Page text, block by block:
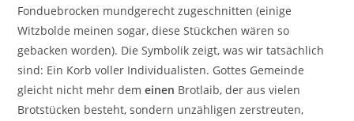
Fonduebrocken mundgerecht zugeschnitten (einige
Witzbolde meinen sogar, diese Stückchen wären so
gebacken worden). Die Symbolik zeigt, was wir tatsächlich
sind: Ein Korb voller Individualisten. Gottes Gemeinde
gleicht nicht mehr demeinen Brotlaib, der aus vielen
Brotstücken besteht, sondern unzähligen zerstreuten,